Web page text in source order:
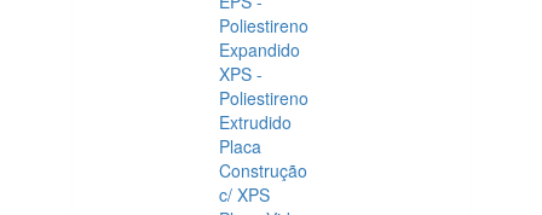
Poliestireno
Expandido
XPS -
Poliestireno
Extrudido
Placa
Construção
c/ XPS